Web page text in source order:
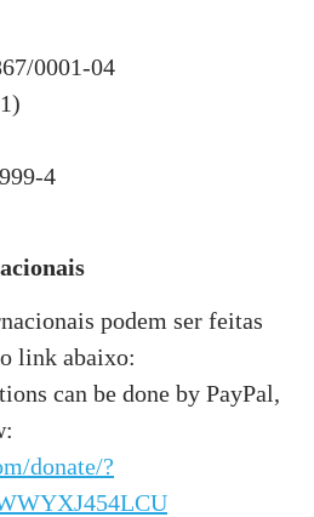
0001-04
4
podem ser feitas
link abaixo:
can be done by PayPal,
donate/?